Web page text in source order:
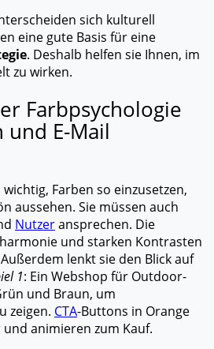
sich kulturell
eine gute Basis für eine
. Deshalb helfen sie Ihnen, im
zu wirken.
Farbpsychologie
und E-Mail
wichtig, Farben so einzusetzen,
aussehen. Sie müssen auch
Nutzeransprechen. Die
und starken Kontrasten
lenkt sie den Blick auf
1: Ein Webshop für Outdoor-
und Braun, um
zeigen. CTA-Buttons in Orange
animieren zum Kauf.